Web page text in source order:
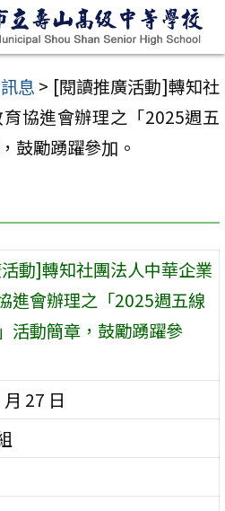
息 > [閱讀推廣活動]轉知社
協進會辦理之「2025週五
鼓勵踴躍參加。
動]轉知社團法人中華企業
進會辦理之「2025週五線
活動簡章，鼓勵踴躍參
27 日